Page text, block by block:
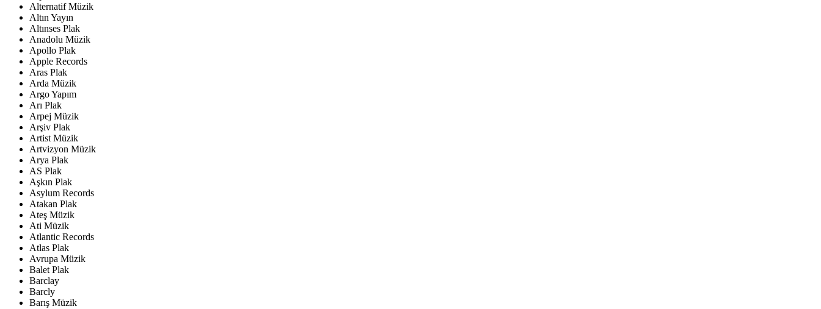
Alternatif Müzik
Altın Yayın
Altınses Plak
Anadolu Müzik
Apollo Plak
Apple Records
Aras Plak
Arda Müzik
Argo Yapım
Arı Plak
Arpej Müzik
Arşiv Plak
Artist Müzik
Artvizyon Müzik
Arya Plak
AS Plak
Aşkın Plak
Asylum Records
Atakan Plak
Ateş Müzik
Ati Müzik
Atlantic Records
Atlas Plak
Avrupa Müzik
Balet Plak
Barclay
Barcly
Barış Müzik